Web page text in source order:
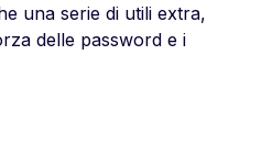
una serie di utili extra,
delle password e i